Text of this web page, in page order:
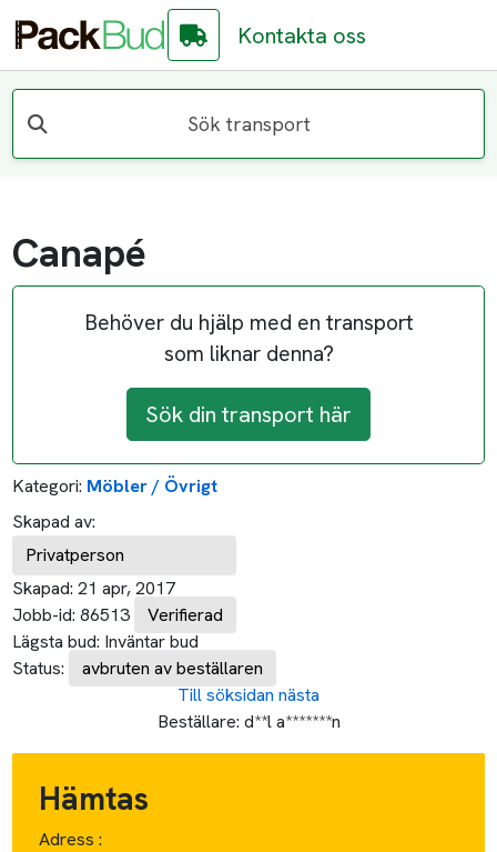
Kontakta oss
Sök transport
Canapé
Behöver du hjälp med en transport
som liknar denna?
Sök din transport här
Kategori: Möbler / Övrigt
Skapad av:
Privatperson
Skapad: 21 apr, 2017
Jobb-id: 86513
Verifierad
Lägsta bud: Inväntar bud
Status:
avbruten av beställaren
Till söksidan nästa
Beställare: d**l a*******n
Hämtas
Adress :